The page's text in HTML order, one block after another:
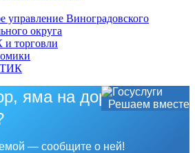
управление Виноградовского
округа
торговли
ТИК
Решаем вместе
яма на дороге, не
— сообщите о ней!